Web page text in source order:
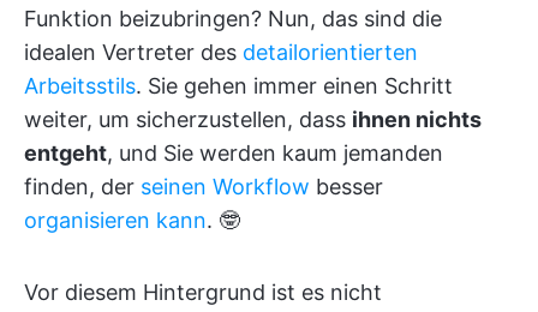
Funktion beizubringen? Nun, das sind die
idealen Vertreter des detailorientierten
Arbeitsstils. Sie gehen immer einen Schritt
weiter, um sicherzustellen, dass ihnen nichts
entgeht, und Sie werden kaum jemanden
finden, der seinen Workflow besser
organisieren kann. 🤓
Vor diesem Hintergrund ist es nicht